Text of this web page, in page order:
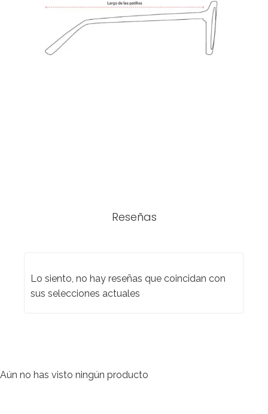
Reseñas
Lo siento, no hay reseñas que coincidan con
sus selecciones actuales
Aún no has visto ningún producto